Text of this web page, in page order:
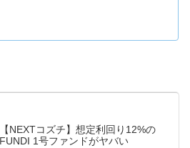
【NEXTコズチ】想定利回り12%の
FUNDI 1号ファンドがヤバい